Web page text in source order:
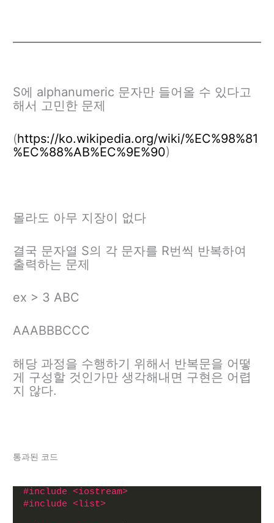
S에 alphanumeric 문자만 들어올 수 있다고
해서 고민한 문제
(https://ko.wikipedia.org/wiki/%EC%98%81
%EC%88%AB%EC%9E%90)
몰라도 아무 지장이 없다
결국 문자열 S의 각 문자를 R번씩 반복하여
출력하는 문제
ex > 3 ABC
AAABBBCCC
해당 과정을 수행하기 위해서 반복문을 어떻
게 구성할 것인가만 생각해내면 구현은 어렵
지 않다.
통과된 코드
#include <iostream>
#include <list>